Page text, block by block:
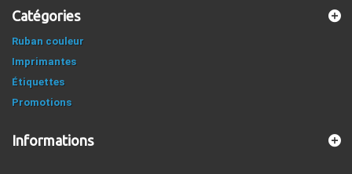
Catégories
Ruban couleur
Imprimantes
Étiquettes
Promotions
Informations